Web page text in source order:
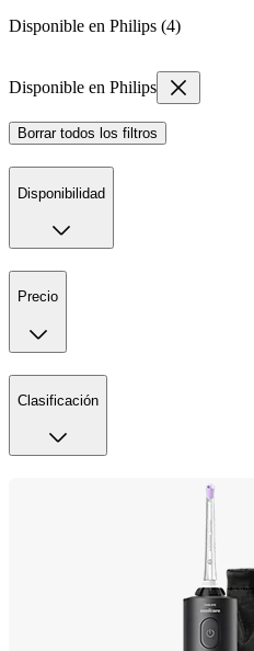
Disponible en Philips (4)
Disponible en Philips
Borrar todos los filtros
Disponibilidad
Precio
Clasificación